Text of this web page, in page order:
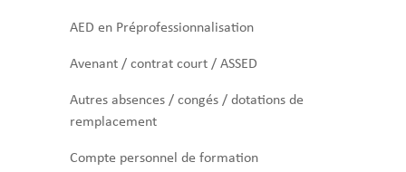
AED en Préprofessionnalisation
Avenant / contrat court / ASSED
Autres absences / congés / dotations de
remplacement
Compte personnel de formation